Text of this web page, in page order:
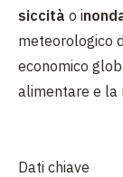
siccità o i
meteorologico
economico
alimentare e la
Dati chiave